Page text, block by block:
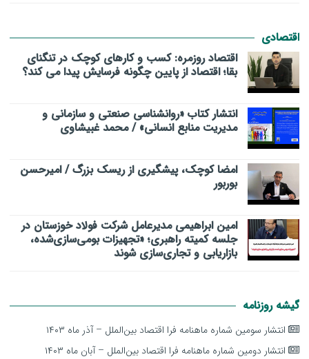
اقتصادی
اقتصاد روزمره: کسب‌ و کارهای کوچک در تنگنای
بقا؛ اقتصاد از پایین چگونه فرسایش پیدا می کند؟
انتشار کتاب «روانشناسی صنعتی و سازمانی و
مدیریت منابع انسانی» / محمد غبیشاوی
امضا کوچک، پیشگیری از ریسک بزرگ / امیرحسن
بوربور
امین ابراهیمی مدیرعامل شرکت فولاد خوزستان در
جلسه کمیته راهبری؛ «تجهیزات بومی‌سازی‌شده،
بازاریابی و تجاری‌سازی شوند
گیشه روزنامه
انتشار سومین شماره ماهنامه فرا اقتصاد بین‌الملل – آذر ماه ۱۴۰۳
انتشار دومین شماره ماهنامه فرا اقتصاد بین‌الملل – آبان ماه ۱۴۰۳